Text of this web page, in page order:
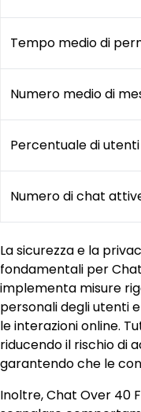
Tempo medio di
Numero medio di
Percentuale di
Numero di chat
La sicurezza e la
fondamentali per
implementa misure
personali degli utenti
le interazioni online.
riducendo il rischio di
garantendo che le
Inoltre, Chat Over 40